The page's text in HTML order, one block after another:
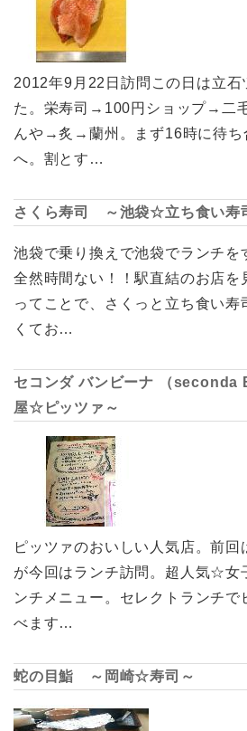
2012年9月22日訪問この日は立石
た。栄寿司→100円ショップ→二
んや→炙→蘭州。まず16時に待ち
へ。割とす…
さくら寿司 ～池袋☆立ち食い寿
池袋で乗り換えで池袋でランチを
全然時間ない！！駅直結のお店を
ってことで、さくっと立ち食い寿
くてお…
セコンダ バンビーナ （
屋☆ピッツァ～
ピッツァのおいしい人気店。前回
が今回はランチ訪問。超人気☆女
ンチメニュー。セレクトランチで
べます…
蛇の目鮨 ～岡崎☆寿司～